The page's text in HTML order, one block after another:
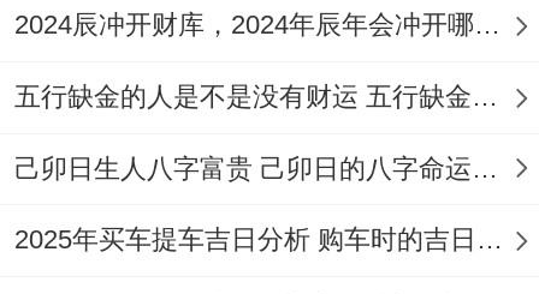
2024辰冲开财库，2024年辰年会冲开哪些人的财库
五行缺金的人是不是没有财运 五行缺金的人命运好不好
己卯日生人八字富贵 己卯日的八字命运如何
2025年买车提车吉日分析 购车时的吉日与禁忌